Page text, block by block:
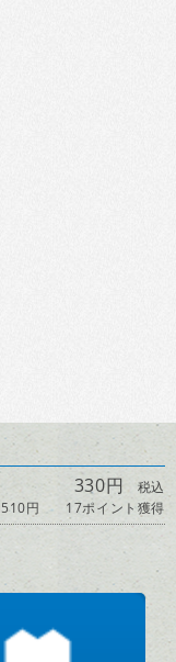
330円 税込
円
17ポイント獲得